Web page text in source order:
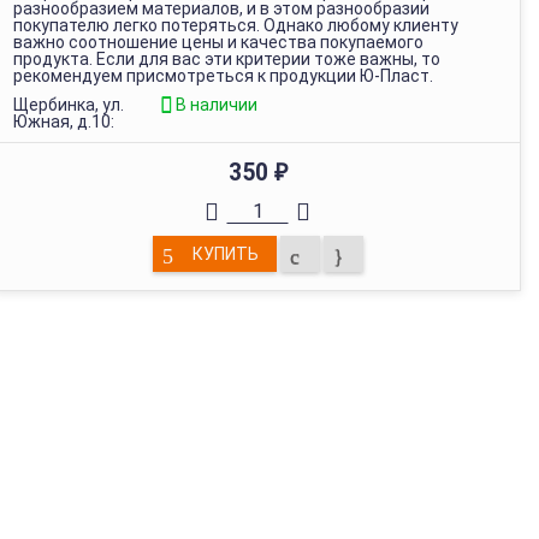
разнообразием материалов, и в этом разнообразии
покупателю легко потеряться. Однако любому клиенту
важно соотношение цены и качества покупаемого
продукта. Если для вас эти критерии тоже важны, то
рекомендуем присмотреться к продукции Ю-Пласт.
Щербинка, ул.
Южная, д.10:
В наличии
350 ₽
КУПИТЬ